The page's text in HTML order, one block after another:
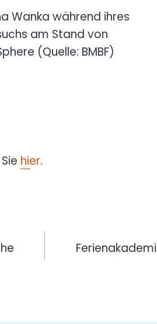
Wanka während ihres
am Stand von
(Quelle: BMBF)
hier.